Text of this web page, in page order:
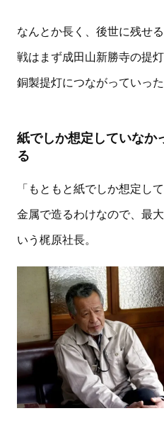
なんとか長く、後世に残せ
戦はまず成田山新勝寺の提
銅製提灯につながっていった
紙でしか想定していなか
る
「もともと紙でしか想定し
金属で造るわけなので、最
いう梶原社長。